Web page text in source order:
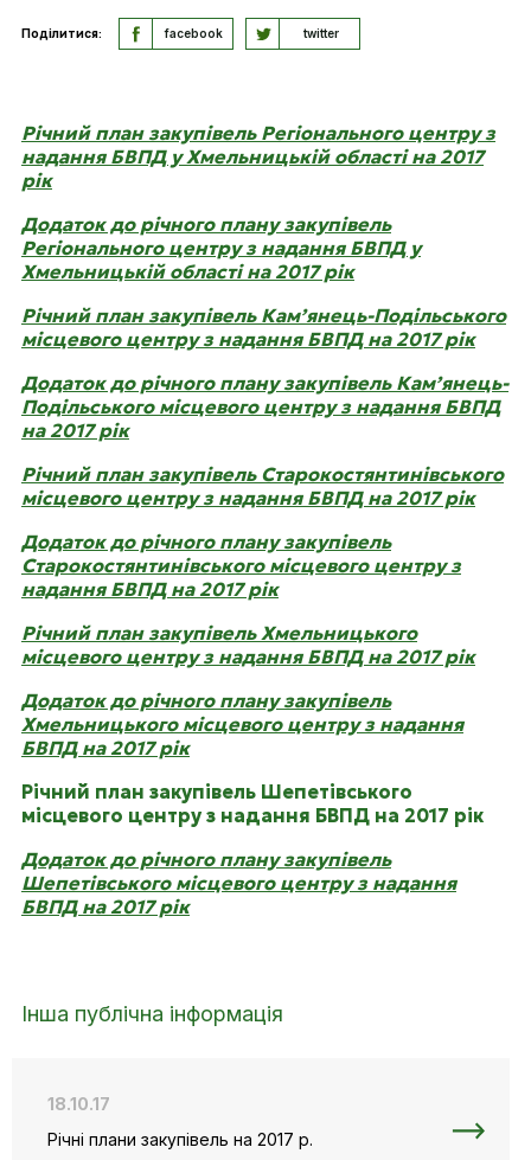
Поділитися: facebook twitter
Річний план закупівель Регіонального центру з
надання БВПД у Хмельницькій області на 2017
рік
Додаток до річного плану закупівель
Регіонального центру з надання БВПД у
Хмельницькій області на 2017 рік
Річний план закупівель Кам’янець-Подільського
місцевого центру з надання БВПД на 2017 рік
Додаток до річного плану закупівель Кам’янець-
Подільського місцевого центру з надання БВПД
на 2017 рік
Річний план закупівель Старокостянтинівського
місцевого центру з надання БВПД на 2017 рік
Додаток до річного плану закупівель
Старокостянтинівського місцевого центру з
надання БВПД на 2017 рік
Річний план закупівель Хмельницького
місцевого центру з надання БВПД на 2017 рік
Додаток до річного плану закупівель
Хмельницького місцевого центру з надання
БВПД на 2017 рік
Річний план закупівель Шепетівського
місцевого центру з надання БВПД на 2017 рік
Додаток до річного плану закупівель
Шепетівського місцевого центру з надання
БВПД на 2017 рік
Інша публічна інформація
18.10.17
Річні плани закупівель на 2017 р.